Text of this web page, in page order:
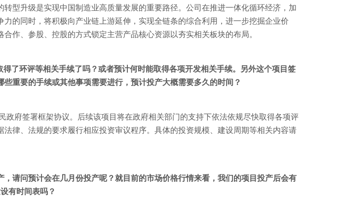
型升级是实现中国制造业高质量发展的重要路径。公司在推进一体化循环经济，加
的同时，将积极向产业链上游延伸，实现全链条的综合利用，进一步挖掘企业价
作、参股、控股的方式锁定主营产品核心资源以夯实相关板块的布局。
了环评等相关手续了吗？或者预计何时能取得各项开发相关手续。另外这个项目签
重要的手续或其他事项需要进行，预计投产大概需要多久的时间？
政府签署框架协议。后续该项目将在政府相关部门的支持下依法依规尽快取得各项评
律、法规的要求履行相应投资审议程序。具体的投资规模、建设周期等相关内容请
请问预计会在几月份投产呢？就目前的市场价格行情来看，我们的项目投产后会有
有时间表吗？